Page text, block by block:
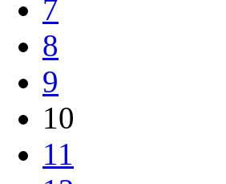
7
8
9
10
11